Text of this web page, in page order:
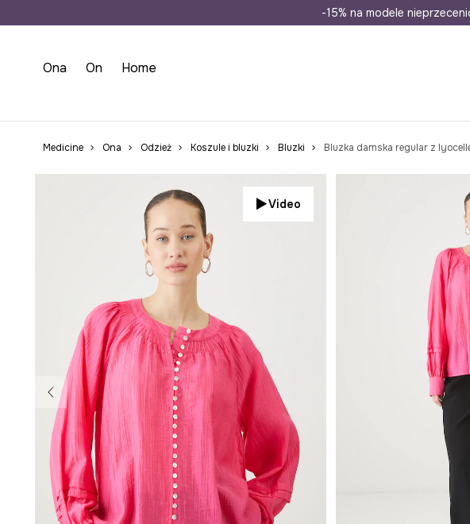
Wysyłka nawet w 24h
-15% na modele
Ona On Home
Medicine Ona Odzież Koszule i bluzki Bluzki Bluzka damska regular z
Video